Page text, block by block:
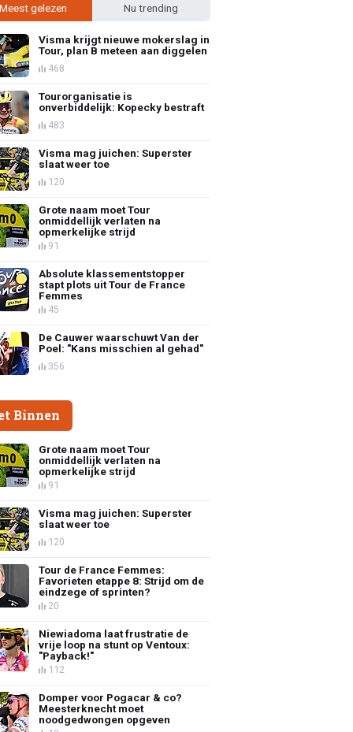
gelezen Nu trending
Visma krijgt nieuwe mokerslag in
Tour, plan B meteen aan diggelen
468
Tourorganisatie is
onverbiddelijk: Kopecky bestraft
483
Visma mag juichen: Superster
slaat weer toe
120
Grote naam moet Tour
onmiddellijk verlaten na
opmerkelijke strijd
91
Absolute klassementstopper
stapt plots uit Tour de France
Femmes
45
De Cauwer waarschuwt Van der
Poel: "Kans misschien al gehad"
356
Binnen
Grote naam moet Tour
onmiddellijk verlaten na
opmerkelijke strijd
91
Visma mag juichen: Superster
slaat weer toe
120
Tour de France Femmes:
Favorieten etappe 8: Strijd om de
eindzege of sprinten?
20
Niewiadoma laat frustratie de
vrije loop na stunt op Ventoux:
"Payback!"
112
Domper voor Pogacar & co?
Meesterknecht moet
noodgedwongen opgeven